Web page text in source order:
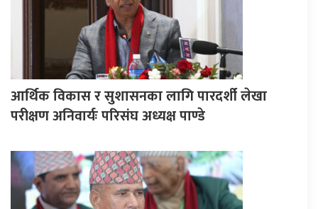
आर्थिक विकास र सुशासनका लागि पारदर्शी लेखा
परीक्षण अनिवार्यः परिसंघ अध्यक्ष पाण्डे